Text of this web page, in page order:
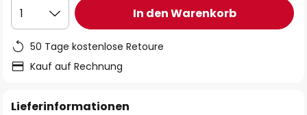
1 In den Warenkorb
50 Tage kostenlose Retoure
Kauf auf Rechnung
Lieferinformationen